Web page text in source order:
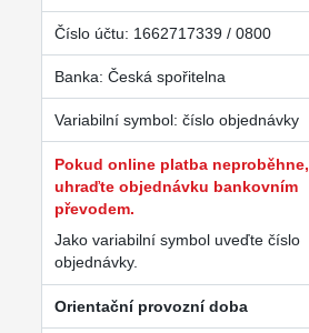
Číslo účtu: 1662717339 / 0800
Banka: Česká spořitelna
Variabilní symbol: číslo objednávky
Pokud online platba neproběhne,
uhraďte objednávku bankovním
převodem.
Jako variabilní symbol uveďte číslo
objednávky.
Orientační provozní doba